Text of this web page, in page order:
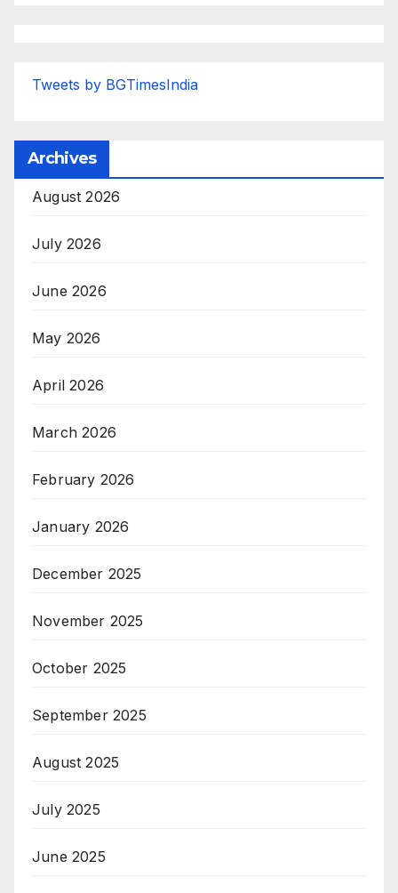
Tweets by BGTimesIndia
Archives
August 2026
July 2026
June 2026
May 2026
April 2026
March 2026
February 2026
January 2026
December 2025
November 2025
October 2025
September 2025
August 2025
July 2025
June 2025